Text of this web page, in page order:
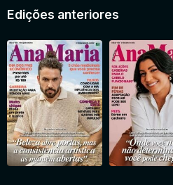
Edições anteriores